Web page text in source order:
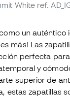
White ref.
un auténtico
más! Las
perfecta
y
superior de
estas zapatillas